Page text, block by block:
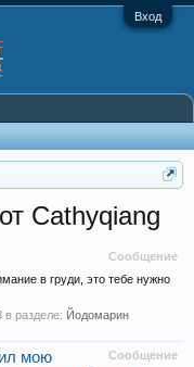
Вход
Cathyqiang
Сообщение
в груди, это тебе нужно
в разделе: Йодомарин
Сообщение
мою